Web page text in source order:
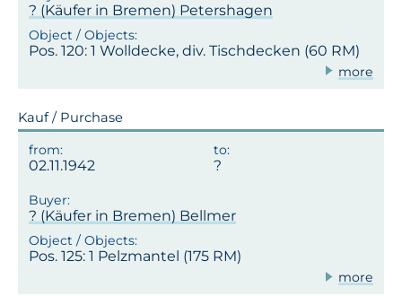
? (Käufer in Bremen) Petershagen
Pos. 120: 1 Wolldecke, div. Tischdecken (60 RM)
more
Kauf / Purchase
02.11.1942
? (Käufer in Bremen) Bellmer
Pos. 125: 1 Pelzmantel (175 RM)
more